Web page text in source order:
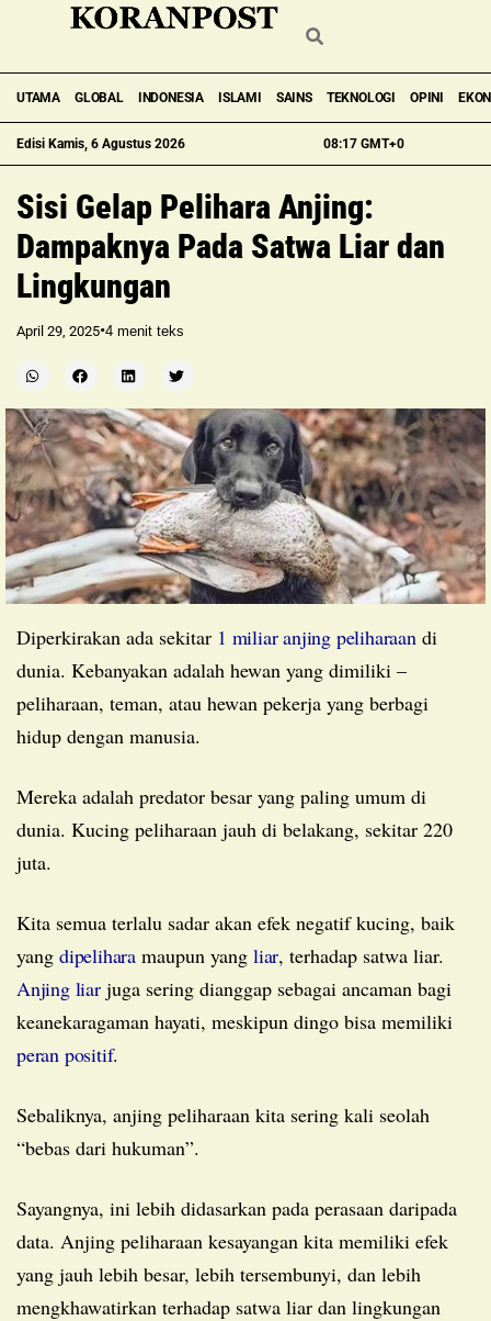
Edisi Kamis, 6 Agustus 2026 08:17 GMT+0
UTAMA GLOBAL INDONESIA ISLAMI SAINS TEKNOLOGI OPINI
Sisi Gelap Pelihara Anjing:
Dampaknya Pada Satwa Liar dan
Lingkungan
April 29, 2025•4 menit teks
Diperkirakan ada sekitar 1 miliar anjing peliharaan di
dunia. Kebanyakan adalah hewan yang dimiliki –
peliharaan, teman, atau hewan pekerja yang berbagi
hidup dengan manusia.
Mereka adalah predator besar yang paling umum di
dunia. Kucing peliharaan jauh di belakang, sekitar 220
juta.
Kita semua terlalu sadar akan efek negatif kucing, baik
yang dipelihara maupun yang liar, terhadap satwa liar.
Anjing liarjuga sering dianggap sebagai ancaman bagi
keanekaragaman hayati, meskipun dingo bisa memiliki
peran positif.
Sebaliknya, anjing peliharaan kita sering kali seolah
“bebas dari hukuman”.
Sayangnya, ini lebih didasarkan pada perasaan daripada
data. Anjing peliharaan kesayangan kita memiliki efek
yang jauh lebih besar, lebih tersembunyi, dan lebih
mengkhawatirkan terhadap satwa liar dan lingkungan